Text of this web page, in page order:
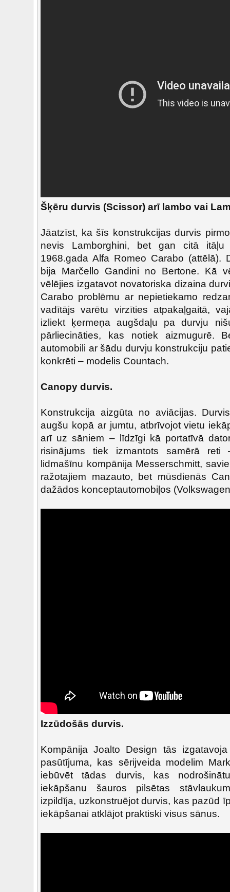
Šķēru durvis (Scissor) arī lambo vai
Jāatzīst, ka šīs konstrukcijas durvis
nevis Lamborghini, bet gan citā itāļu
1968.gada Alfa Romeo Carabo (attēlā).
bija Marčello Gandini no Bertone. Kā
vēlējies izgatavot novatoriska dizaina
Carabo problēmu ar nepietiekamo
vadītājs varētu virzīties atpakaļgaitā,
izliekt ķermeņa augšdaļu pa durvju
pārliecināties, kas notiek aizmugurē.
automobili ar šādu durvju konstrukciju
konkrēti – modelis Countach.
Canopy durvis.
Konstrukcija aizgūta no aviācijas.
augšu kopā ar jumtu, atbrīvojot vietu
arī uz sāniem – līdzīgi kā portatīvā
risinājums tiek izmantots samērā
lidmašīnu kompānija Messerschmitt,
ražotajiem mazauto, bet mūsdienās
dažādos konceptautomobiļos
Izzūdošās durvis.
Kompānija Joalto Design tās
pasūtījuma, kas sērijveida modelim
iebūvēt tādas durvis, kas
iekāpšanu šauros pilsētas
izpildīja, uzkonstruējot durvis, kas pazūd
iekāpšanai atklājot praktiski visus sānus.